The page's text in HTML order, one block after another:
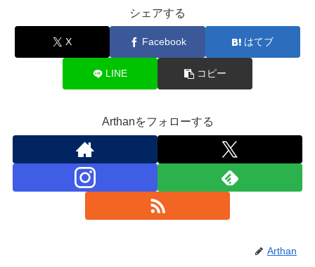
シェアする
X Facebook はてブ
LINE コピー
Arthanをフォローする
Arthan